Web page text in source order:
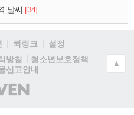
날씨 [34]
퀵링크
설정
방침
청소년보호정책
신고안내
(주)
인
▲